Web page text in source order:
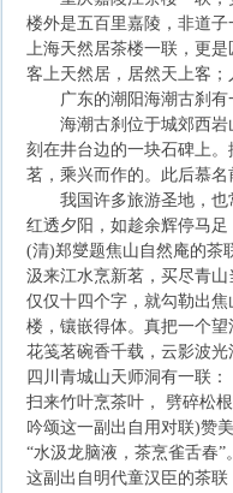
楼外是五百里嘉陵，非道子
上海天然居茶楼一联，更
客上天然居，居然天上客；
广东的潮阳海潮古刹有一
海潮古刹位于城郊西岩山
刻在井台边的一块石碑上
茗，乘兴而作的。此后慕名
我国许多旅游圣地，也
红透夕阳，如趁余辉停马足
(清)郑燮题焦山自然庵的茶
汲来江水烹新茗，买尽青山
仅仅十四个字，就勾勒出
楼，镶嵌得体。真把一个望
花笺茗碗香千载，云影波光
四川青城山天师洞有一联：
扫来竹叶烹茶叶， 劈碎松根
吟颂这一副出自用对联)赞
“水汲龙脑液，茶烹雀舌春”。
这副出自明代童汉臣的茶联